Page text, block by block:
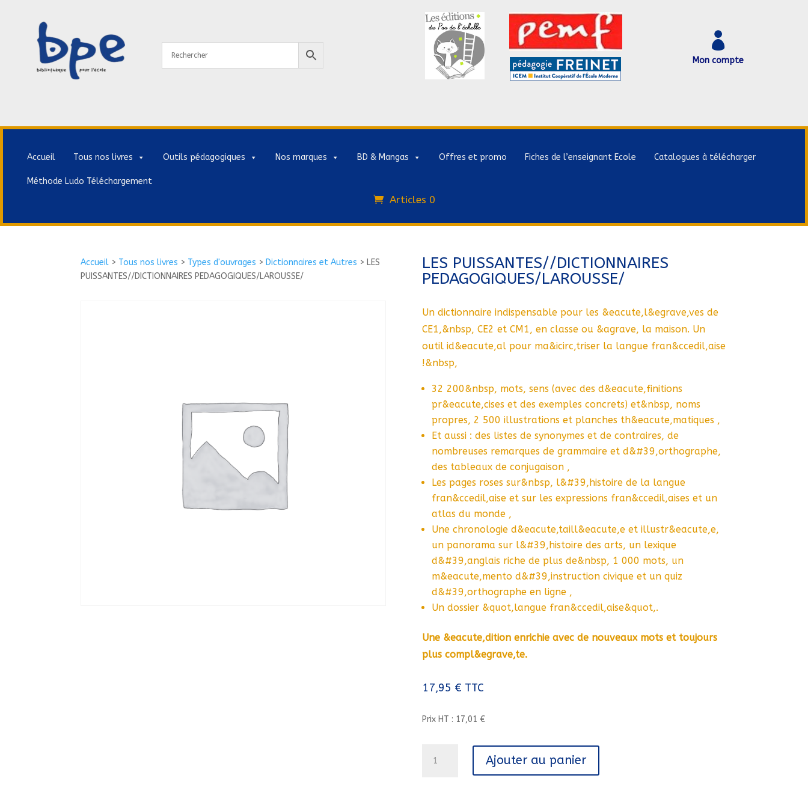

Mon compte
Accueil Tous nos livres Outils pédagogiques Nos marques BD & Mangas Offres et promo Fiches de l’enseignant Ecole Catalogues à télécharger
Méthode Ludo Téléchargement
Articles 0
Accueil > Tous nos livres > Types d'ouvrages > Dictionnaires et Autres > LES
PUISSANTES//DICTIONNAIRES PEDAGOGIQUES/LAROUSSE/
LES PUISSANTES//DICTIONNAIRES
PEDAGOGIQUES/LAROUSSE/
Un dictionnaire indispensable pour les &eacute,l&egrave,ves de
CE1,&nbsp, CE2 et CM1, en classe ou &agrave, la maison. Un
outil id&eacute,al pour ma&icirc,triser la langue fran&ccedil,aise
!&nbsp,
32 200&nbsp, mots, sens (avec des d&eacute,finitions
pr&eacute,cises et des exemples concrets) et&nbsp, noms
propres, 2 500 illustrations et planches th&eacute,matiques ,
Et aussi : des listes de synonymes et de contraires, de
nombreuses remarques de grammaire et d&#39,orthographe,
des tableaux de conjugaison ,
Les pages roses sur&nbsp, l&#39,histoire de la langue
fran&ccedil,aise et sur les expressions fran&ccedil,aises et un
atlas du monde ,
Une chronologie d&eacute,taill&eacute,e et illustr&eacute,e,
un panorama sur l&#39,histoire des arts, un lexique
d&#39,anglais riche de plus de&nbsp, 1 000 mots, un
m&eacute,mento d&#39,instruction civique et un quiz
d&#39,orthographe en ligne ,
Un dossier &quot,langue fran&ccedil,aise&quot,.
Une &eacute,dition enrichie avec de nouveaux mots et toujours
plus compl&egrave,te.
17,95 € TTC
Prix HT : 17,01 €
Ajouter au panier